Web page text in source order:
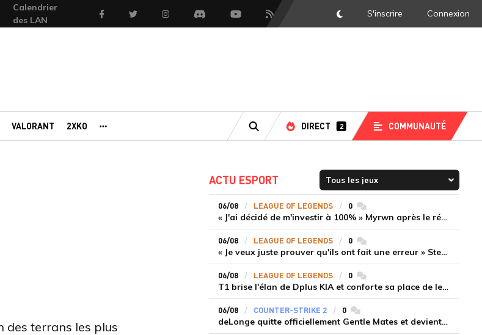
Calendrier
des LAN
FacebookTwitter InstagramDiscord YoutubeFlux RSS DarkMode
S'inscrire Connexion
VALORANT 2XKO
RECHERCHE
DIRECT 2 COMMUNAUTÉ
des terrans les plus
ACTU ESPORT
06/08 LEAGUE OF LEGENDS 0commentaires
« J'ai décidé de m'investir à 100% » Myrwn après le réveil de Movistar KOI face à Fnatic
06/08 LEAGUE OF LEGENDS 0commentaires
« Je veux juste prouver qu'ils ont fait une erreur » Stend se confie sur son mercato chaotique et ses ambitions avec Shifters
06/08 LEAGUE OF LEGENDS 0commentaires
T1 brise l'élan de Dplus KIA et conforte sa place de leader en LCK 2026 Rounds 3-4
06/08 COUNTER-STRIKE 2 0commentaires
deLonge quitte officiellement Gentle Mates et devient agent libre